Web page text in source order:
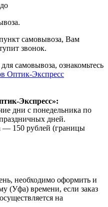
пункт самовывоза, Вам
звонок.
самовывоза, ознакомьтесь
Оптик-Экспресс
Экспресс»:
дни с понедельника по
дней.
— 150 рублей (границы
необходимо оформить и
(Уфа) времени, если заказ
на